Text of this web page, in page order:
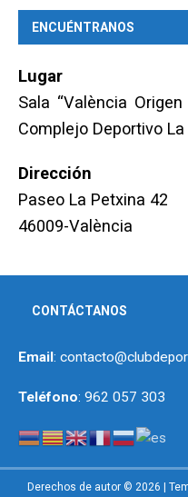
ENCUÉNTRANOS
Lugar
Sala “València
Complejo Deportivo
Dirección
Paseo La Petxina 42
46009-València
CONTÁCTANOS
Email:
Teléfono: 962 057 303
Derechos de autor © 2026 |